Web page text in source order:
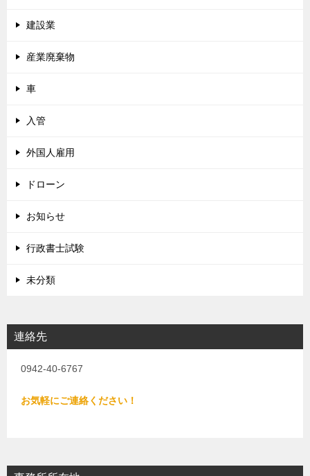
建設業
産業廃棄物
車
入管
外国人雇用
ドローン
お知らせ
行政書士試験
未分類
連絡先
0942-40-6767
お気軽にご連絡ください！